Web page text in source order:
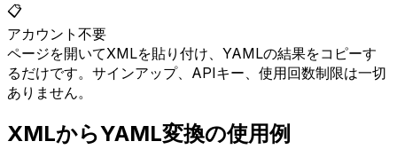
📋
アカウント不要
ページを開いてXMLを貼り付け、YAMLの結果をコピーす
るだけです。サインアップ、APIキー、使用回数制限は一切
ありません。
XMLからYAML変換の使用例